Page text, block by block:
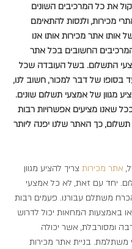
את כל המרכיבים השונים
מכירות, ולנסות להתאימם
אותו אתר מכירות אותו אנו
החשובים בכל אתר
התשלום. בשל העובדה שכל
בסופו של דבר למכור, חשוב לנו,
מגוון של אמצעי תשלום שונים.
שאנו מציעים אפשרויות רבות
כך האתר שלנו יפנה ליותר
אתר מכירות צריך להציע מגוון
יחד עם זאת, לא כל אמצעי
משתלם עבורנו. פעמים רבות
באמצעות המחאות יכול לדרוש
ומסורבלת, אשר יכולה
בניית אתר מכירות